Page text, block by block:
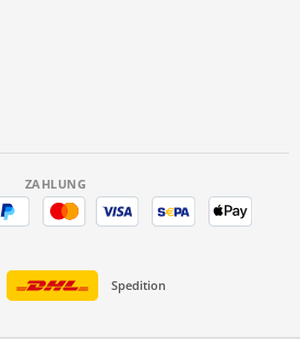
ZAHLUNG
Spedition